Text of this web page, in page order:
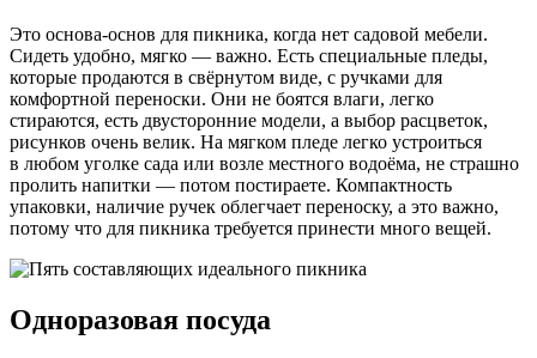
Это основа-основ для пикника, когда нет садовой мебели.
Сидеть удобно, мягко — важно. Есть специальные пледы,
которые продаются в свёрнутом виде, с ручками для
комфортной переноски. Они не боятся влаги, легко
стираются, есть двусторонние модели, а выбор расцветок,
рисунков очень велик. На мягком пледе легко устроиться
в любом уголке сада или возле местного водоёма, не страшно
пролить напитки — потом постираете. Компактность
упаковки, наличие ручек облегчает переноску, а это важно,
потому что для пикника требуется принести много вещей.
Одноразовая посуда